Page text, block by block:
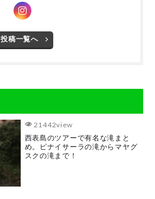
投稿一覧へ
21442view
西表島のツアーで有名な滝まと
め。ピナイサーラの滝からマヤグ
スクの滝まで！